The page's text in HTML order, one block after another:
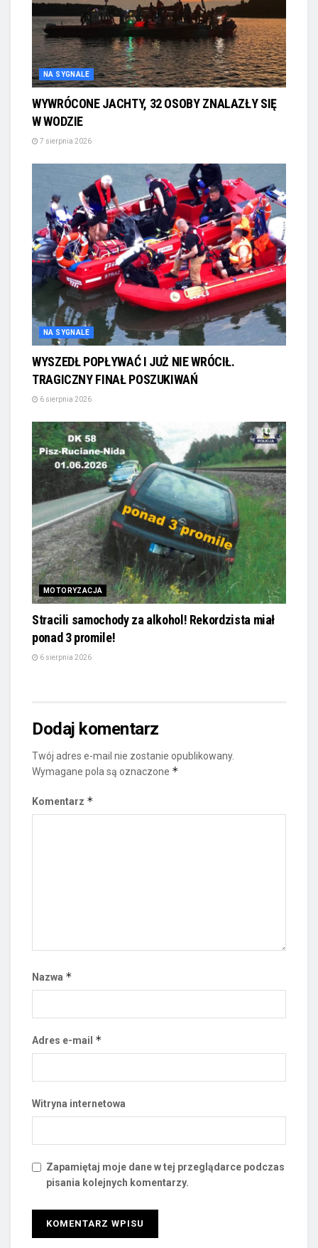
NA SYGNALE
WYWRÓCONE JACHTY, 32 OSOBY ZNALAZŁY SIĘ
W WODZIE
7 sierpnia 2026
NA SYGNALE
WYSZEDŁ POPŁYWAĆ I JUŻ NIE WRÓCIŁ.
TRAGICZNY FINAŁ POSZUKIWAŃ
6 sierpnia 2026
MOTORYZACJA
Stracili samochody za alkohol! Rekordzista miał
ponad 3 promile!
6 sierpnia 2026
Dodaj komentarz
Twój adres e-mail nie zostanie opublikowany.
Wymagane pola są oznaczone *
Komentarz *
Nazwa *
Adres e-mail *
Witryna internetowa
Zapamiętaj moje dane w tej przeglądarce podczas
pisania kolejnych komentarzy.